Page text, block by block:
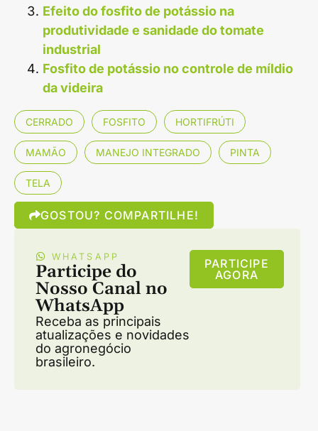
Efeito do fosfito de potássio na
produtividade e sanidade do tomate
industrial
Fosfito de potássio no controle de míldio
da videira
CERRADO FOSFITO HORTIFRÚTI
MAMÃO MANEJO INTEGRADO PINTA
TELA
GOSTOU? COMPARTILHE!
WHATSAPP
Participe do
Nosso Canal no
WhatsApp
Receba as principais
atualizações e novidades
do agronegócio
brasileiro.
PARTICIPE
AGORA